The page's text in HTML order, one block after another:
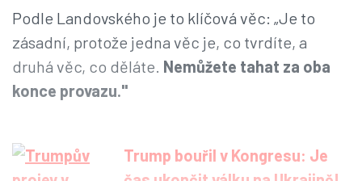
Podle Landovského je to klíčová věc: „Je to
zásadní, protože jedna věc je, co tvrdíte, a
druhá věc, co děláte. Nemůžete tahat za oba
konce provazu."
Trump bouřil v Kongresu: Je